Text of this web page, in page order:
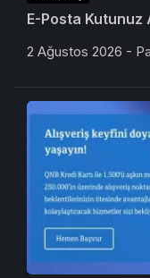
E-Posta Kutunuz
2 Ağustos 2026 -